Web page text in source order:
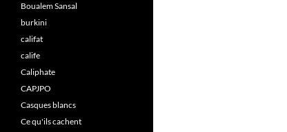
Boualem Sansal
burkini
califat
calife
Caliphate
CAPJPO
Casques blancs
Ce qu'ils cachent